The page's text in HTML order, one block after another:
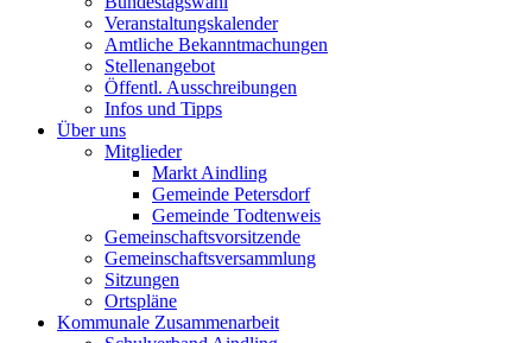
Veranstaltungskalender
Amtliche Bekanntmachungen
Stellenangebot
Öffentl. Ausschreibungen
Infos und Tipps
Über uns
Mitglieder
Markt Aindling
Gemeinde Petersdorf
Gemeinde Todtenweis
Gemeinschaftsvorsitzende
Gemeinschaftsversammlung
Sitzungen
Ortspläne
Kommunale Zusammenarbeit